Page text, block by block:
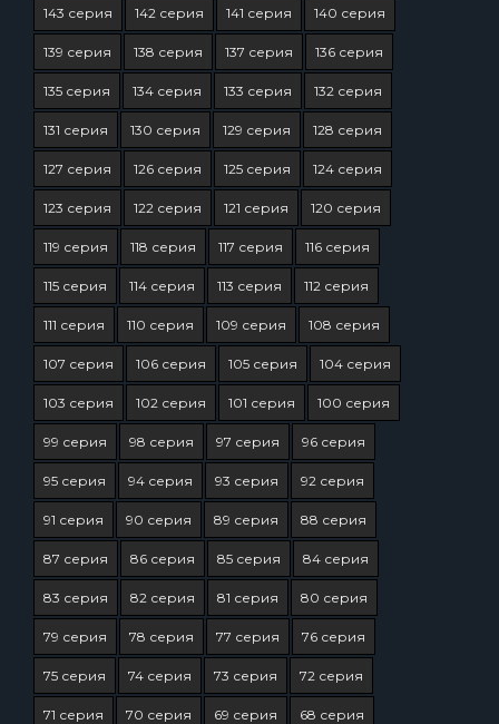
143 серия 142 серия 141 серия 140 серия
139 серия 138 серия 137 серия 136 серия
135 серия 134 серия 133 серия 132 серия
131 серия 130 серия 129 серия 128 серия
127 серия 126 серия 125 серия 124 серия
123 серия 122 серия 121 серия 120 серия
119 серия 118 серия 117 серия 116 серия
115 серия 114 серия 113 серия 112 серия
111 серия 110 серия 109 серия 108 серия
107 серия 106 серия 105 серия 104 серия
103 серия 102 серия 101 серия 100 серия
99 серия 98 серия 97 серия 96 серия
95 серия 94 серия 93 серия 92 серия
91 серия 90 серия 89 серия 88 серия
87 серия 86 серия 85 серия 84 серия
83 серия 82 серия 81 серия 80 серия
79 серия 78 серия 77 серия 76 серия
75 серия 74 серия 73 серия 72 серия
71 серия 70 серия 69 серия 68 серия